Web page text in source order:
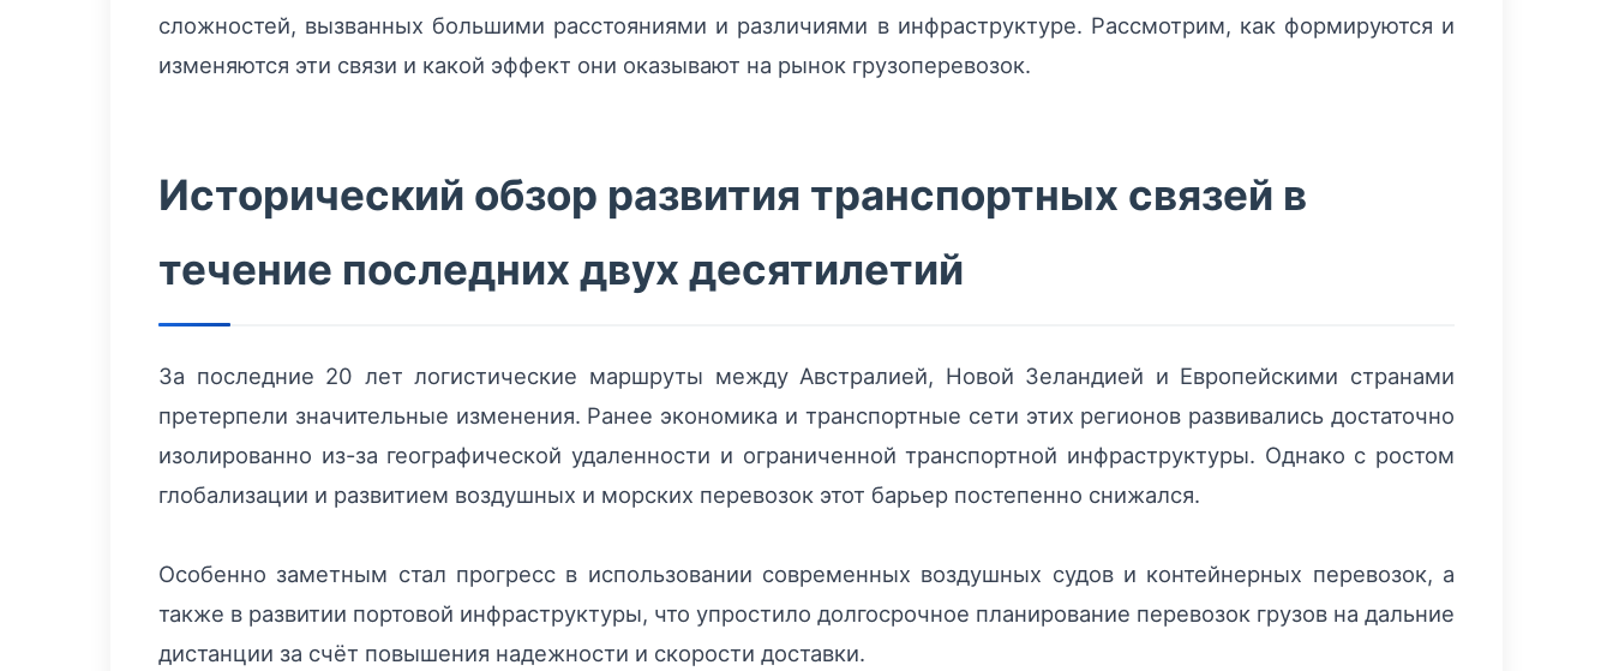
сложностей, вызванных большими расстояниями и различиями в инфраструктуре. Рассмотрим, как формируются и
изменяются эти связи и какой эффект они оказывают на рынок грузоперевозок.
Исторический обзор развития транспортных связей в
течение последних двух десятилетий
За последние 20 лет логистические маршруты между Австралией, Новой Зеландией и Европейскими странами
претерпели значительные изменения. Ранее экономика и транспортные сети этих регионов развивались достаточно
изолированно из-за географической удаленности и ограниченной транспортной инфраструктуры. Однако с ростом
глобализации и развитием воздушных и морских перевозок этот барьер постепенно снижался.
Особенно заметным стал прогресс в использовании современных воздушных судов и контейнерных перевозок, а
также в развитии портовой инфраструктуры, что упростило долгосрочное планирование перевозок грузов на дальние
дистанции за счёт повышения надежности и скорости доставки.